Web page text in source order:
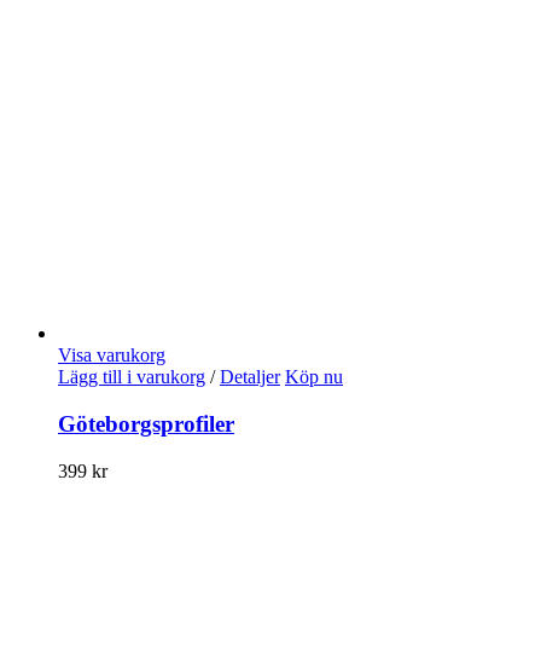
Visa varukorg
Lägg till i varukorg / Detaljer Köp nu
Göteborgsprofiler
399 kr